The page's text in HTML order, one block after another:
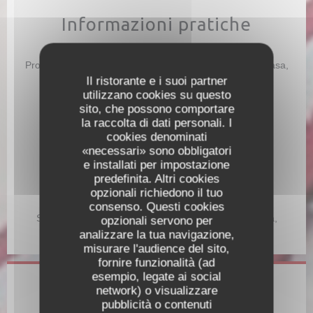
Il ristorante e i suoi partner
utilizzano cookies su questo
sito, che possono comportare
la raccolta di dati personali. I
cookies denominati
«necessari» sono obbligatori
e installati per impostazione
predefinita. Altri cookies
opzionali richiedono il tuo
consenso. Questi cookies
opzionali servono per
analizzare la tua navigazione,
misurare l'audience del sito,
fornire funzionalità (ad
esempio, legate ai social
network) o visualizzare
pubblicità o contenuti
Informazioni pratiche
Prodotti di stagione, Cucina Creativa, Fresco, Fatto in casa,
Latino
Tipologia
Ristorante latino americano
Servizi
Organizzazione di eventi, Gruppi, Accesso disabili,
Privatizzazione, Wifi
Metodo di pagamento
Senza contatto, Eurocard / Mastercard, Contanti, Visa,
American Express, Bancomat
Orari